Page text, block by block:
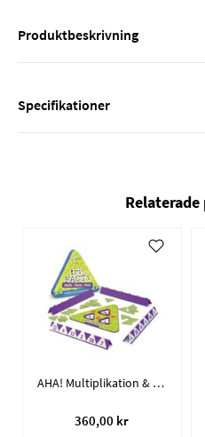
Produktbeskrivning
Specifikationer
AHA! Multiplikation & Division
360,00 kr